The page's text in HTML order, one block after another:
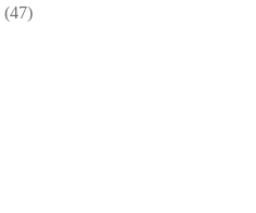
(47)